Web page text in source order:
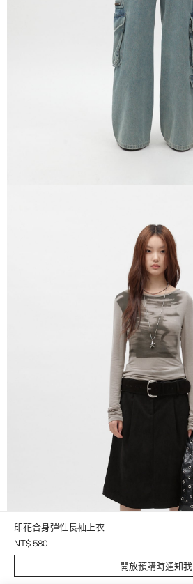
印花合身彈性長袖上衣
NT$ 580
開放預購時通知我